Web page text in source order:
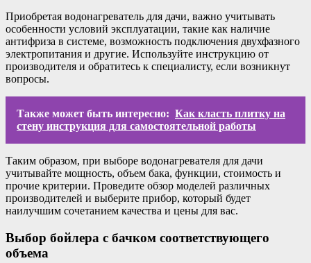
Приобретая водонагреватель для дачи, важно учитывать
особенности условий эксплуатации, такие как наличие
антифриза в системе, возможность подключения двухфазного
электропитания и другие. Используйте инструкцию от
производителя и обратитесь к специалисту, если возникнут
вопросы.
Также может быть интересно: Как класть плитку на
стену инструкция для самостоятельной работы
Таким образом, при выборе водонагревателя для дачи
учитывайте мощность, объем бака, функции, стоимость и
прочие критерии. Проведите обзор моделей различных
производителей и выберите прибор, который будет
наилучшим сочетанием качества и цены для вас.
Выбор бойлера с бачком соответствующего
объема